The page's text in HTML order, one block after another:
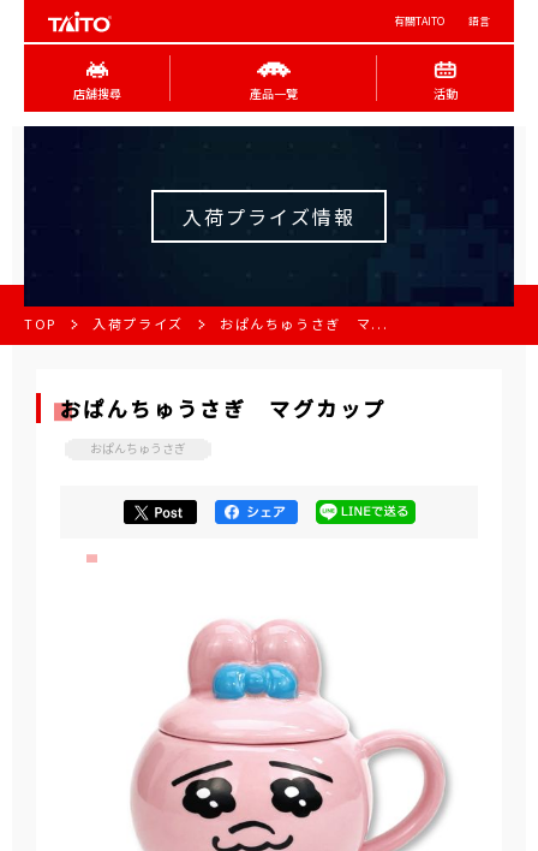
有關TAITO 語言
店舖搜尋 產品一覽 活動
入荷プライズ情報
TOP 入荷プライズ おぱんちゅうさぎ マ...
おぱんちゅうさぎ マグカップ
おぱんちゅうさぎ